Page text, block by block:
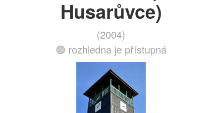
Husarůvce)
(2004)
🟢 rozhledna je přístupná